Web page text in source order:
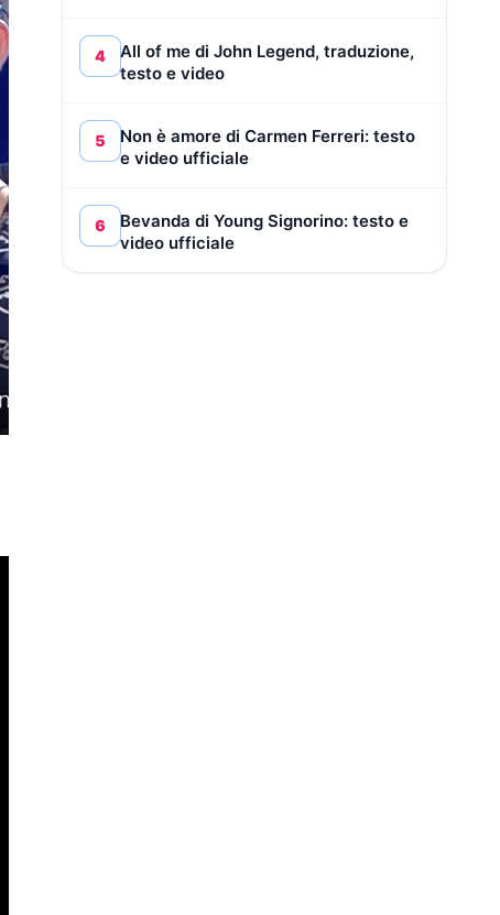
4
All of me di John Legend, traduzione,
testo e video
5
Non è amore di Carmen Ferreri: testo
e video ufficiale
6
Bevanda di Young Signorino: testo e
video ufficiale